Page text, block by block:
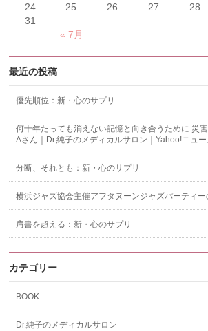
« 7月
24
25 26 27 28
31
最近の投稿
優先順位：新・心のサプリ
何十年たっても消えない記憶と向き合うために 災
Aさん｜Dr.純子のメディカルサロン｜Yahoo!ニュー
分断、それとも：新・心のサプリ
横浜ジャズ協会主催アフタヌーンジャズパーティー
肩書を超える：新・心のサプリ
カテゴリー
BOOK
Dr.純子のメディカルサロン